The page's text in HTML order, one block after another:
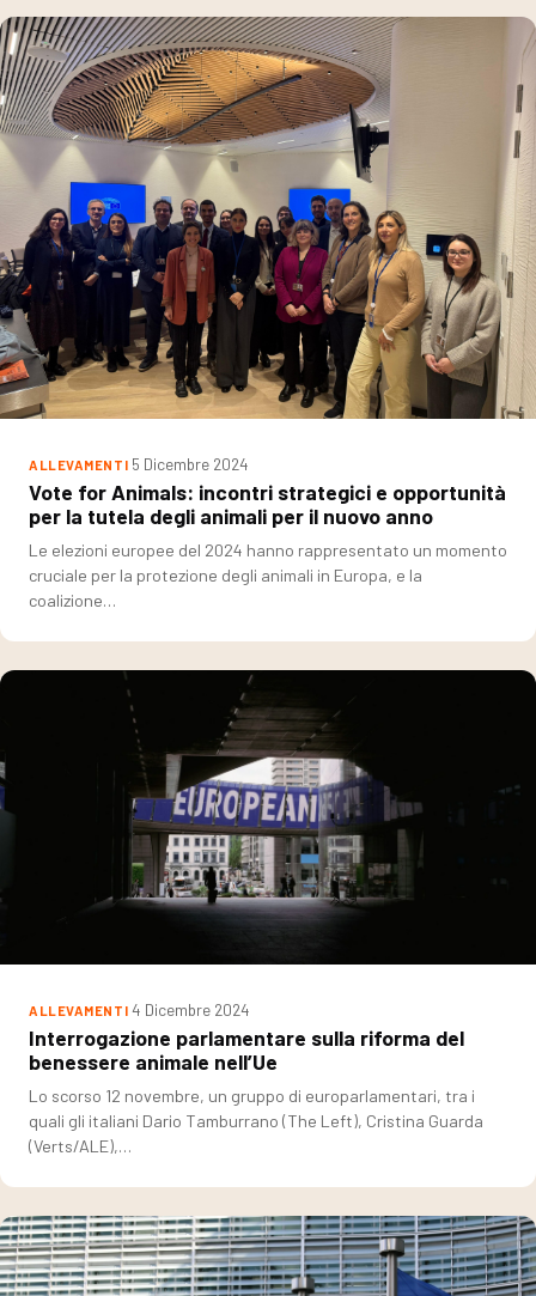
ALLEVAMENTI 5 Dicembre 2024
Vote for Animals: incontri strategici e opportunità
per la tutela degli animali per il nuovo anno
Le elezioni europee del 2024 hanno rappresentato un momento
cruciale per la protezione degli animali in Europa, e la
coalizione…
ALLEVAMENTI 4 Dicembre 2024
Interrogazione parlamentare sulla riforma del
benessere animale nell’Ue
Lo scorso 12 novembre, un gruppo di europarlamentari, tra i
quali gli italiani Dario Tamburrano (The Left), Cristina Guarda
(Verts/ALE),…